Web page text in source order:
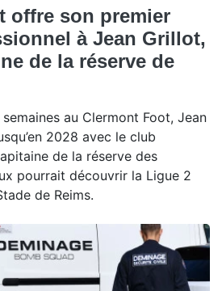
offre son premier
à Jean Grillot,
de la réserve de
semaines au Clermont Foot, Jean
2028 avec le club
de la réserve des
pourrait découvrir la Ligue 2
de Reims.